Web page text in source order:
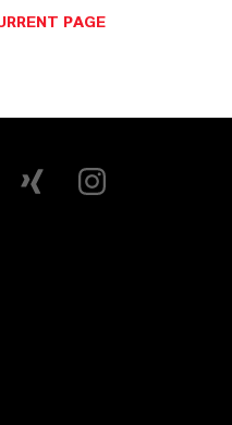
PAGE